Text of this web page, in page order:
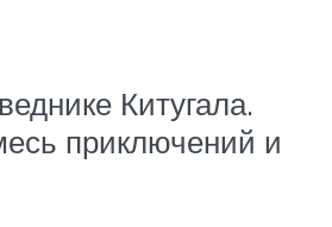
Китугала.
приключений и